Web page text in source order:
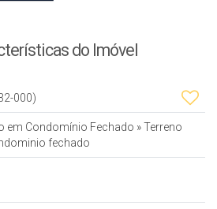
do Imóvel
000)
em Condomínio Fechado »Terreno
fechado